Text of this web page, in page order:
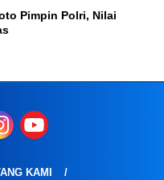
Pimpin Polri, Nilai
KAMI